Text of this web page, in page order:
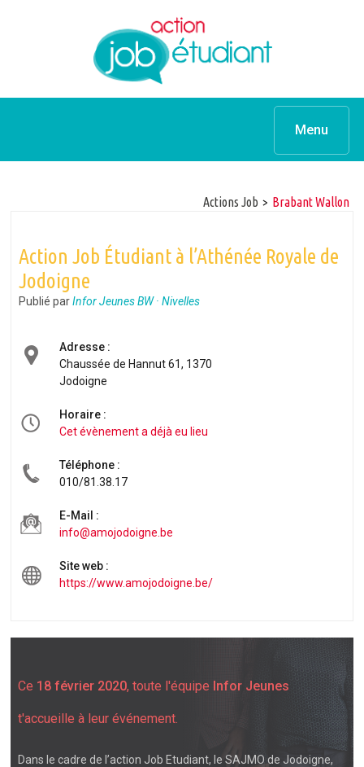
Menu
Actions Job > Brabant Wallon
Action Job Étudiant à l’Athénée Royale de
Jodoigne
Publié par Infor Jeunes BW · Nivelles
Adresse :
Chaussée de Hannut 61, 1370
Jodoigne
Horaire :
Cet évènement a déjà eu lieu
Téléphone :
010/81.38.17
E-Mail :
info@amojodoigne.be
Site web :
https://www.amojodoigne.be/
Ce 18 février 2020, toute l'équipe Infor Jeunes
t'accueille à leur événement.
Dans le cadre de l’action Job Etudiant, le SAJMO de Jodoigne,